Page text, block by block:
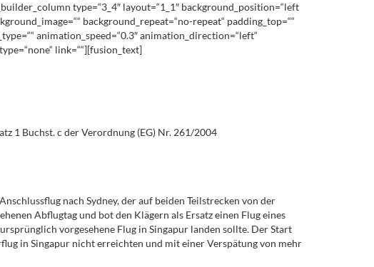
type=“3_4″ layout=“1_1″ background_position=“left
background_repeat=“no-repeat“ padding_top=““
animation_speed=“0.3″ animation_direction=“left“
link=““][fusion_text]
1 Buchst. c der Verordnung (EG) Nr. 261/2004
nach Sydney, der auf beiden Teilstrecken von der
Abflugtag und bot den Klägern als Ersatz einen Flug eines
vorgesehene Flug in Singapur landen sollte. Der Start
in Singapur nicht erreichten und mit einer Verspätung von mehr